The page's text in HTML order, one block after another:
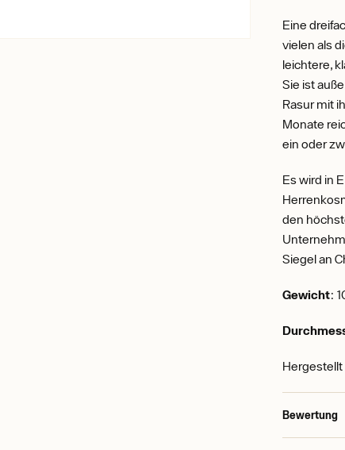
Eine
vielen als
leichtere,
Sie ist
Rasur mit
Monate
ein oder
Es wird in
den
Siegel an
Gewicht:
Hergestellt
Bewertung